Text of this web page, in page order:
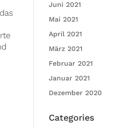
Juni 2021
Mai 2021
April 2021
März 2021
Februar 2021
Januar 2021
Dezember 2020
Categories